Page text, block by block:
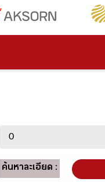
ค้นหาละเอียด :